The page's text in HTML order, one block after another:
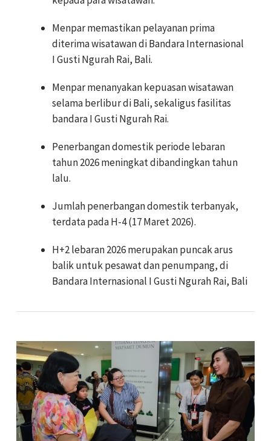
Menpar memastikan pelayanan prima
diterima wisatawan di Bandara Internasional
I Gusti Ngurah Rai, Bali.
Menpar menanyakan kepuasan wisatawan
selama berlibur di Bali, sekaligus fasilitas
bandara I Gusti Ngurah Rai.
Penerbangan domestik periode lebaran
tahun 2026 meningkat dibandingkan tahun
lalu.
Jumlah penerbangan domestik terbanyak,
terdata pada H-4 (17 Maret 2026).
H+2 lebaran 2026 merupakan puncak arus
balik untuk pesawat dan penumpang, di
Bandara Internasional I Gusti Ngurah Rai, Bali